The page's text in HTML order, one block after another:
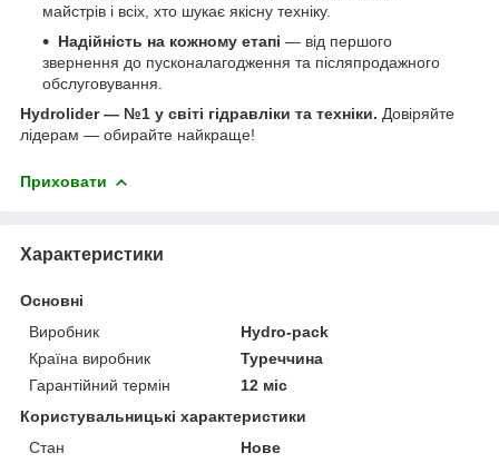
майстрів і всіх, хто шукає якісну техніку.
Надійність на кожному етапі — від першого
звернення до пусконалагодження та післяпродажного
обслуговування.
Hydrolider — №1 у світі гідравліки та техніки. Довіряйте
лідерам — обирайте найкраще!
Приховати
Характеристики
Основні
Виробник
Hydro-pack
Країна виробник
Туреччина
Гарантійний термін
12 міс
Користувальницькі характеристики
Стан
Нове